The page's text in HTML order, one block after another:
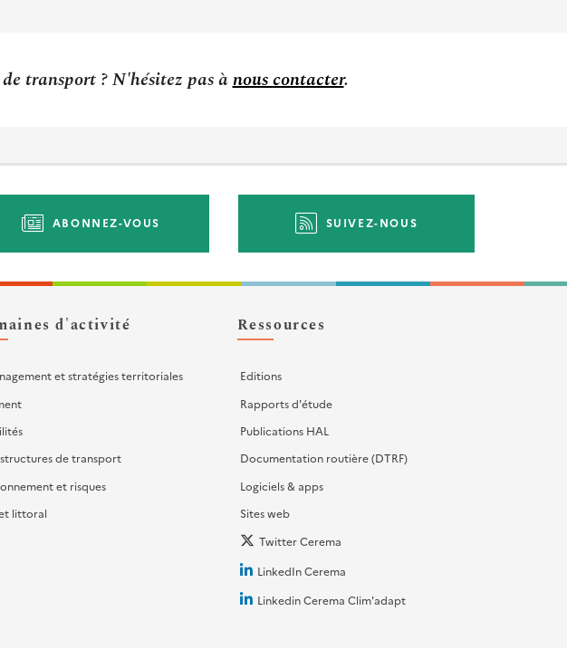
transport ? N'hésitez pas ànous contacter.
ABONNEZ-VOUS SUIVEZ-NOUS
d'activité
et stratégies territoriales
de transport
et risques
littoral
Ressources
Editions
Rapports d'étude
Publications HAL
Documentation routière (DTRF)
Logiciels & apps
Sites web
Twitter Cerema
LinkedIn Cerema
Linkedin Cerema Clim'adapt